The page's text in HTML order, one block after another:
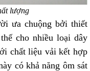
lượng
ưa chuộng bởi thiết
cho nhiều loại dây
chất liệu vải kết hợp
có khả năng ôm sát